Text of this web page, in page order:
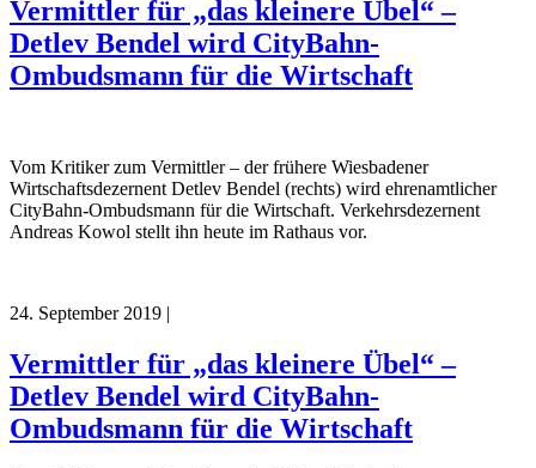
Vermittler für „das kleinere Übel“ –
Detlev Bendel wird CityBahn-
Ombudsmann für die Wirtschaft
Vom Kritiker zum Vermittler – der frühere Wiesbadener
Wirtschaftsdezernent Detlev Bendel (rechts) wird ehrenamtlicher
CityBahn-Ombudsmann für die Wirtschaft. Verkehrsdezernent
Andreas Kowol stellt ihn heute im Rathaus vor.
24. September 2019 |
Vermittler für „das kleinere Übel“ –
Detlev Bendel wird CityBahn-
Ombudsmann für die Wirtschaft